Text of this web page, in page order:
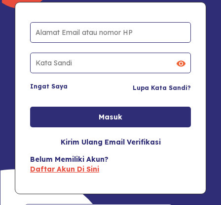
Ingat Saya Lupa Kata Sandi?
Kirim Ulang Email Verifikasi
Belum Memiliki Akun?
Daftar Akun Di Sini